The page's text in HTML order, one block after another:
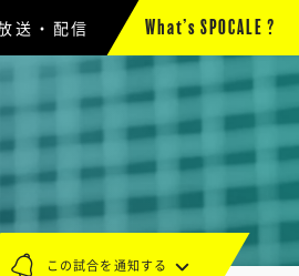
送・配信 What’s SPOCALE ?
この試合を通知する